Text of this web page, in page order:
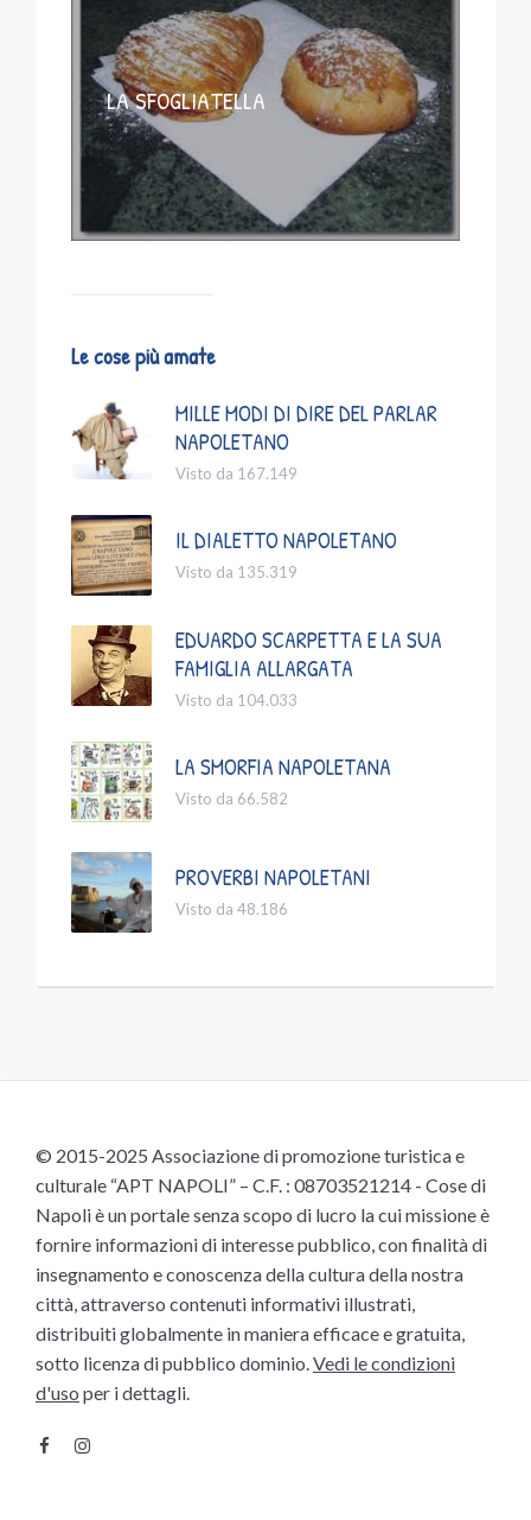
LA SFOGLIATELLA
Le cose più amate
MILLE MODI DI DIRE DEL PARLAR
NAPOLETANO
Visto da 167.149
IL DIALETTO NAPOLETANO
Visto da 135.319
EDUARDO SCARPETTA E LA SUA
FAMIGLIA ALLARGATA
Visto da 104.033
LA SMORFIA NAPOLETANA
Visto da 66.582
PROVERBI NAPOLETANI
Visto da 48.186
© 2015-2025 Associazione di promozione turistica e
culturale “APT NAPOLI” – C.F. : 08703521214 - Cose di
Napoli è un portale senza scopo di lucro la cui missione è
fornire informazioni di interesse pubblico, con finalità di
insegnamento e conoscenza della cultura della nostra
città, attraverso contenuti informativi illustrati,
distribuiti globalmente in maniera efficace e gratuita,
sotto licenza di pubblico dominio.Vedi le condizioni
d'uso per i dettagli.